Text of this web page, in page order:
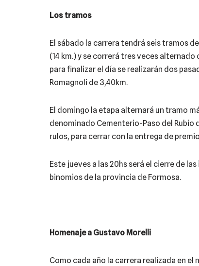
Los tramos
El sábado la carrera tendrá seis tramos
(14 km.) y se correrá tres veces
para finalizar el día se realizarán dos
Romagnoli de 3,40km.
El domingo la etapa alternará un tramo
denominado Cementerio-Paso del Rubio
rulos, para cerrar con la entrega de
Este jueves a las 20hs será el cierre de
binomios de la provincia de Formosa.
Homenaje a Gustavo Morelli
Como cada año la carrera realizada en